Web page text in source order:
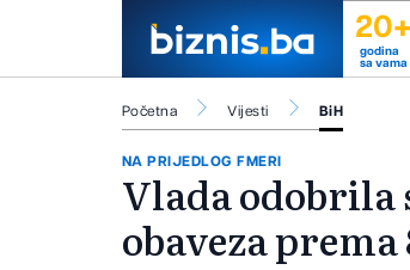
20+
godina
sa vama
Početna Vijesti BiH
NA PRIJEDLOG FMERI
Vlada odobrila
obaveza